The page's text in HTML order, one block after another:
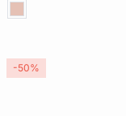
-50%